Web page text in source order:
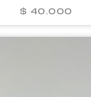
$ 40.000